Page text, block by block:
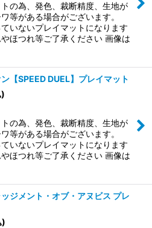
の為、発色、裁断精度、生地が
等がある場合がございます。
いないプレイマットになります
ほつれ等ご了承ください 画像は
【SPEED DUEL】プレイマット
の為、発色、裁断精度、生地が
等がある場合がございます。
いないプレイマットになります
ほつれ等ご了承ください 画像は
ッジメント・オブ・アヌビス プレ
)